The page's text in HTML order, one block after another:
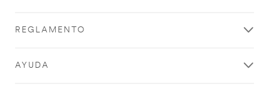
REGLAMENTO
AYUDA